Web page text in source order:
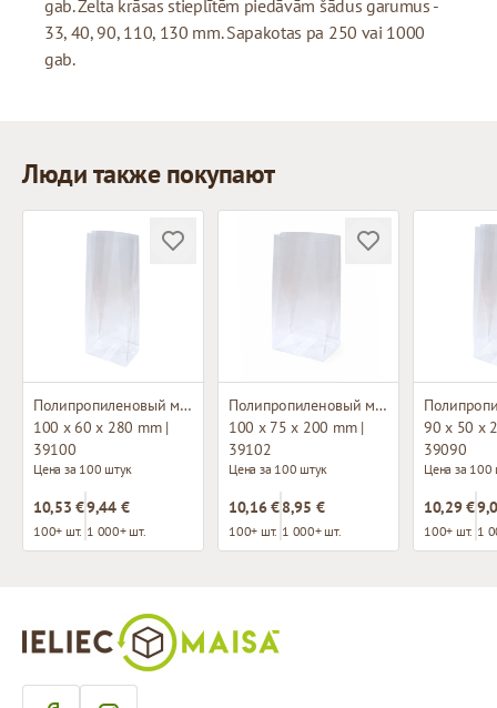
gab. Zelta krāsas stieplītēm piedāvām šādus garumus -
33, 40, 90, 110, 130 mm. Sapakotas pa 250 vai 1000
gab.
Люди также покупают
Полипропиленовый мешок с плоским дном
100 x 60 x 280 mm |
39100
Цена за 100 штук
10,53 €
100+ шт.
9,44 €
1 000+ шт.
Полипропиленовый мешок с плоским дном
100 x 75 x 200 mm |
39102
Цена за 100 штук
10,16 €
100+ шт.
8,95 €
1 000+ шт.
90 x 50 x
39090
Цена за 100
10,29 €
100+ шт. 1